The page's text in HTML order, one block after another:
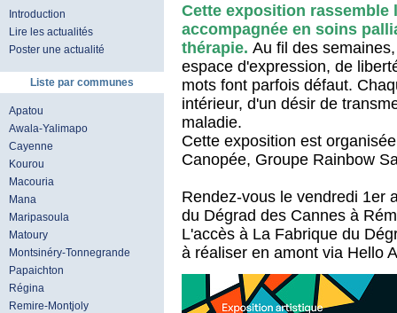
Introduction
Lire les actualités
Poster une actualité
Liste par communes
Apatou
Awala-Yalimapo
Cayenne
Kourou
Macouria
Mana
Maripasoula
Matoury
Montsinéry-Tonnegrande
Papaichton
Régina
Remire-Montjoly
Cette exposition rassemble
accompagnée en soins
thérapie. Au fil des
espace d'expression, de
mots font parfois défaut.
intérieur, d'un désir de
maladie.
Cette exposition est
Canopée, Groupe Rainbow
Rendez-vous le vendredi 1er
du Dégrad des Cannes à
L'accès à La Fabrique du
à réaliser en amont via Hello